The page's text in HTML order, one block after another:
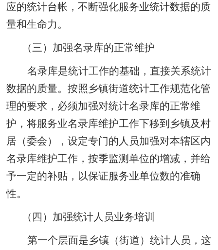
应的统计台帐，不断强化服务业统计数据的质
量和生命力。
（三）加强名录库的正常维护
名录库是统计工作的基础，直接关系统计
数据的质量。按照乡镇街道统计工作规范化管
理的要求，必须加强对统计名录库的正常维
护，将服务业名录库维护工作下移到乡镇及村
居（委会），设定专门的人员加强对本辖区内
名录库维护工作，按季监测单位的增减，并给
予一定的补贴，以保证服务业单位数的准确
性。
（四）加强统计人员业务培训
第一个层面是乡镇（街道）统计人员，这